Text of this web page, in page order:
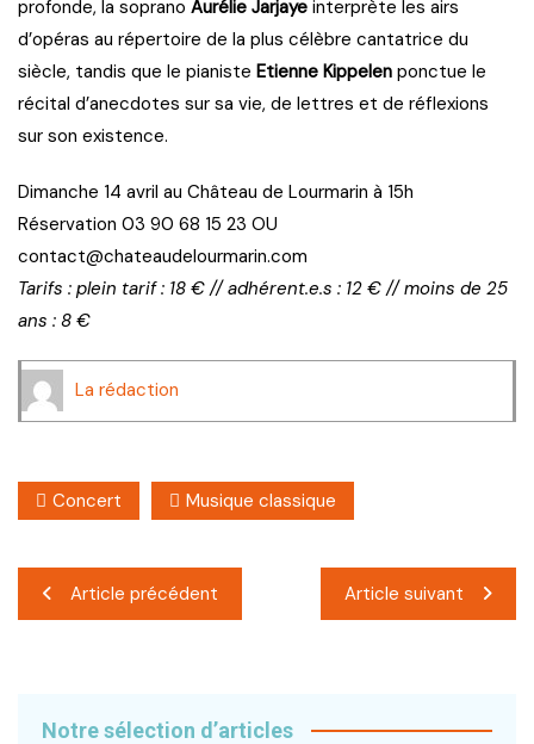
profonde, la soprano Aurélie Jarjaye interprète les airs
d’opéras au répertoire de la plus célèbre cantatrice du
siècle, tandis que le pianiste Etienne Kippelen ponctue le
récital d’anecdotes sur sa vie, de lettres et de réflexions
sur son existence.
Dimanche 14 avril au Château de Lourmarin à 15h
Réservation 03 90 68 15 23 OU
contact@chateaudelourmarin.com
Tarifs : plein tarif : 18 € // adhérent.e.s : 12 € // moins de 25
ans : 8 €
La rédaction
Concert Musique classique
Navigation
de
Article précédent Article suivant
Notre sélection d’articles